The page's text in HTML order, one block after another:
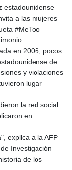
estadounidense
a las mujeres
#MeToo
en 2006, pocos
de
y violaciones
lugar
la red social
en
explica a la AFP
Investigación
de los